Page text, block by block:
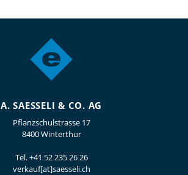
A. SAESSELI & CO. AG
Pflanzschulstrasse 17
8400 Winterthur
Tel.+41 52 235 26 26
verkauf[at]saesseli.ch